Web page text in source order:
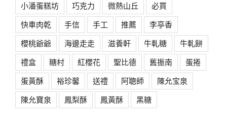
小潘蛋糕坊
巧克力 微熱山丘
必買
快車肉乾
手信 手工 推薦
李亭香
櫻桃爺爺
海邊走走 滋養軒 牛軋糖
牛軋餅
禮盒
糖村 紅櫻花 聖比德 舊振南
蛋捲
蛋黃酥
裕珍馨 送禮 阿聰師
陳允宝泉
陳允寶泉
鳳梨酥 鳳黃酥 黑糖